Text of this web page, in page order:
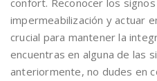
confort. Reconocer los
impermeabilización y actuar
crucial para mantener la
encuentras en alguna de las
anteriormente, no dudes en